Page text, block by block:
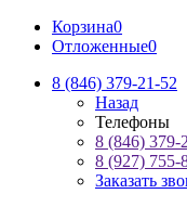
Корзина0
Отложенные0
8 (846) 379-21-52
Назад
Телефоны
8 (846) 379-
8 (927) 755-
Заказать